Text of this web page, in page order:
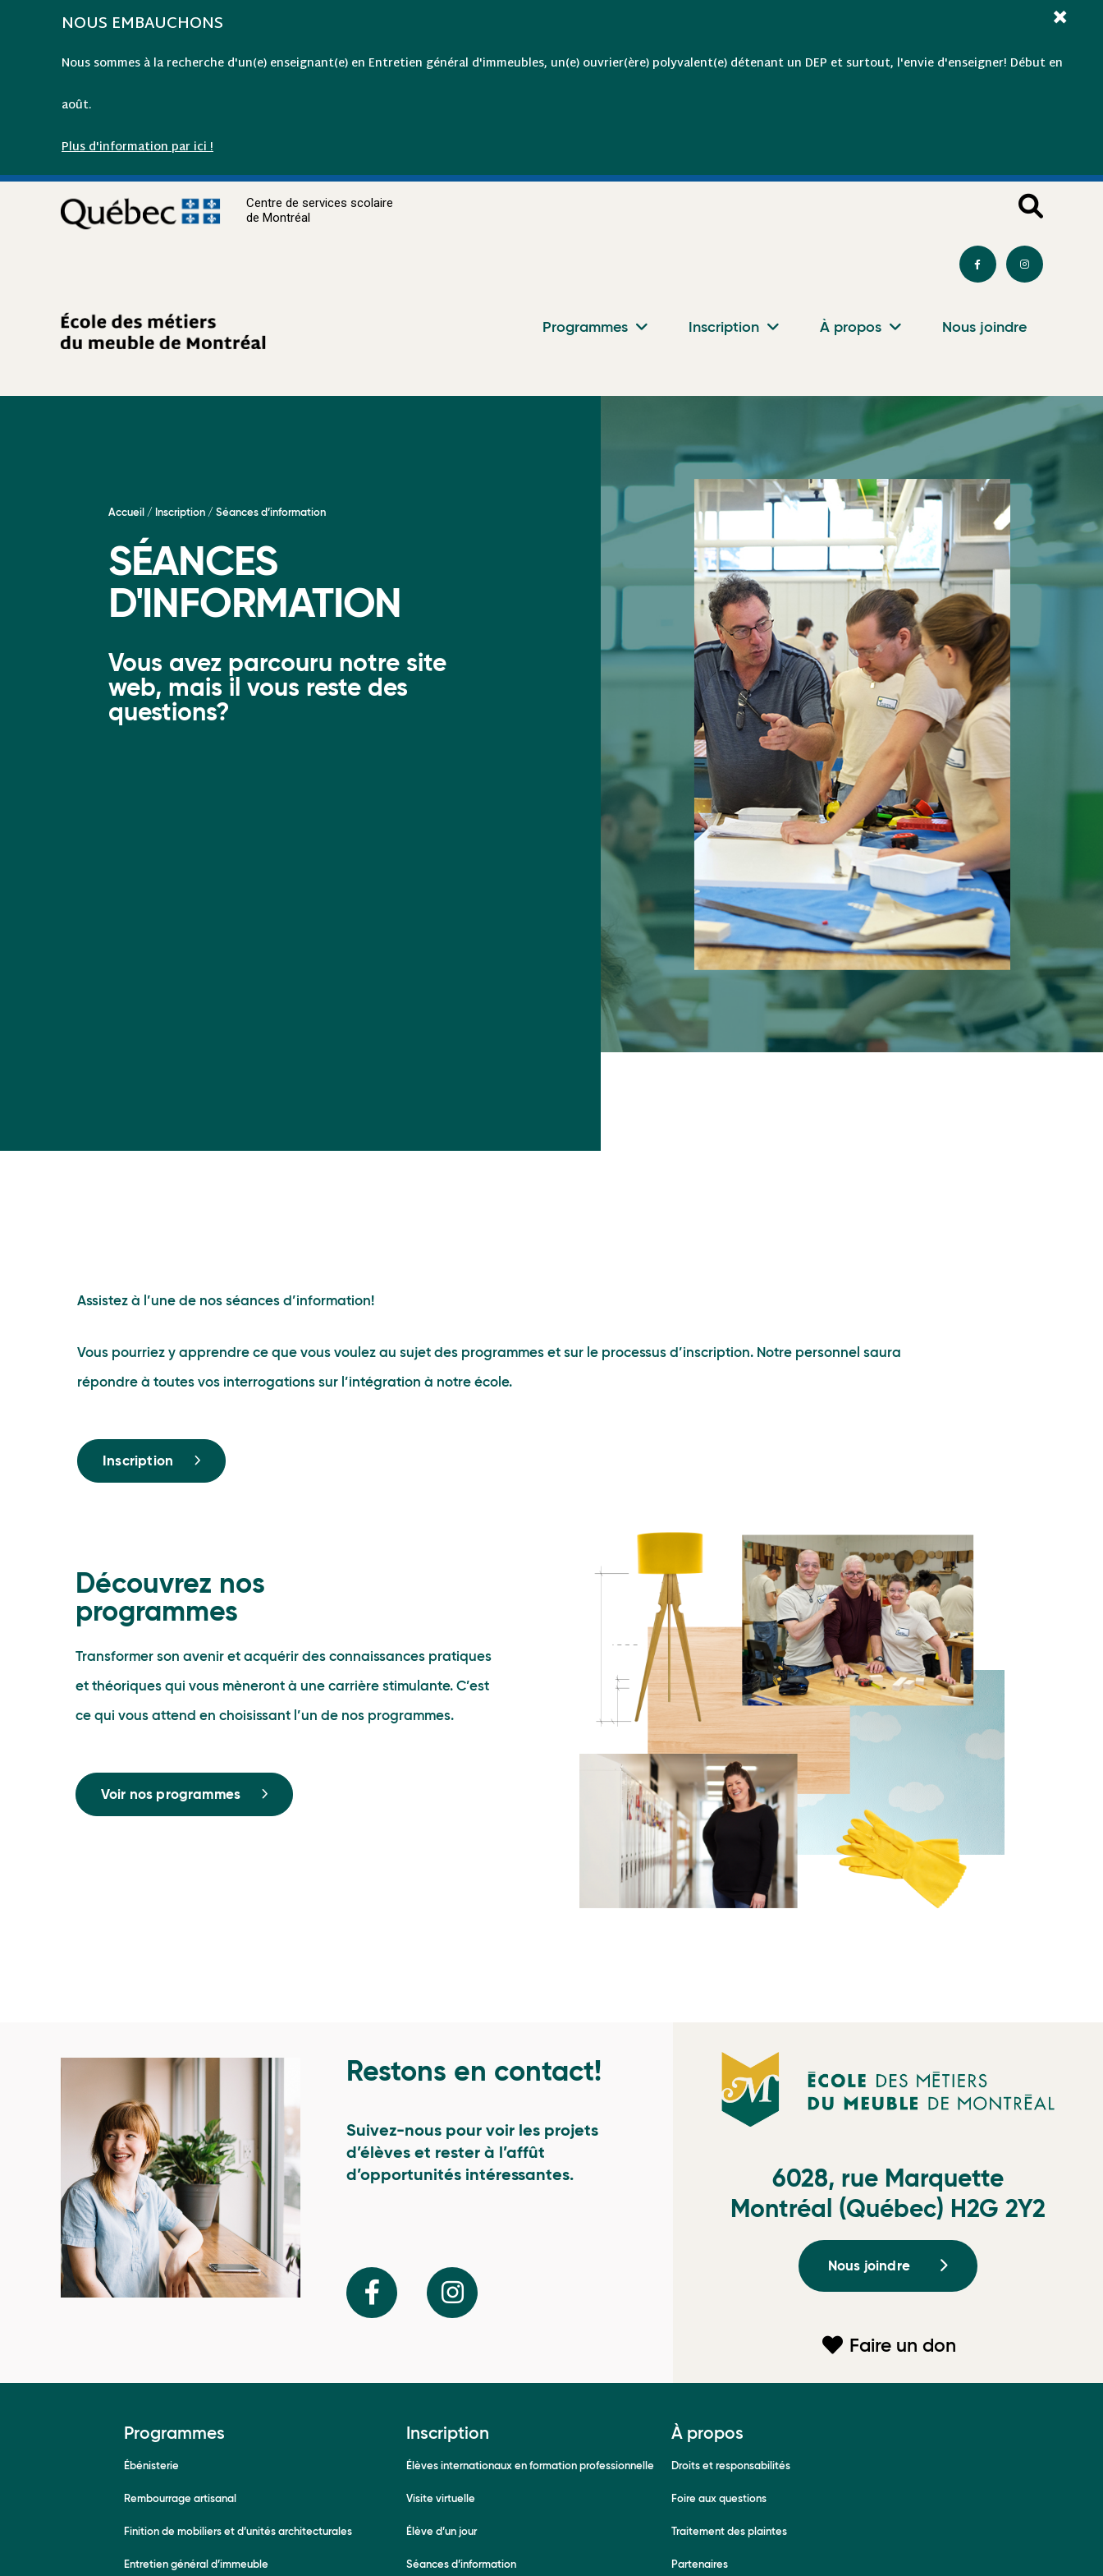
NOUS EMBAUCHONS
Nous sommes à la recherche d'un(e) enseignant(e) en Entretien général d'immeubles, un(e) ouvrier(ère) polyvalent(e) détenant un DEP et surtout, l'envie d'enseigner! Début en
août.
Plus d'information par ici !
×
Centre de services scolaire
de Montréal
Programmes Inscription À propos Nous joindre
Accueil/ Inscription/Séances d’information
SÉANCES
D'INFORMATION
Vous avez parcouru notre site
web, mais il vous reste des
questions?
Assistez à l’une de nos séances d’information!
Vous pourriez y apprendre ce que vous voulez au sujet des programmes et sur le processus d’inscription. Notre personnel saura
répondre à toutes vos interrogations sur l’intégration à notre école.
Inscription
Découvrez nos
programmes
Transformer son avenir et acquérir des connaissances pratiques
et théoriques qui vous mèneront à une carrière stimulante. C’est
ce qui vous attend en choisissant l’un de nos programmes.
Voir nos programmes
Restons en contact!
Suivez-nous pour voir les projets
d’élèves et rester à l’affût
d’opportunités intéressantes.
6028, rue Marquette
Montréal (Québec) H2G 2Y2
Nous joindre
Faire un don
Programmes
Ébénisterie
Rembourrage artisanal
Finition de mobiliers et d’unités architecturales
Entretien général d’immeuble
Inscription
Élèves internationaux en formation professionnelle
Visite virtuelle
Élève d’un jour
Séances d’information
À propos
Droits et responsabilités
Foire aux questions
Traitement des plaintes
Partenaires